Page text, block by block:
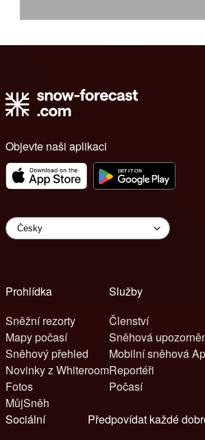
Objevte naši aplikaci
Prohlídka
Sněžní rezorty
Mapy počasí
Sněhový přehled
Novinky z Whiteroom
Fotos
MůjSněh
Služby
Členství
Sněhová
Mobilní sněhová
Reportéři
Počasí
Sociální
Předpovídat každé